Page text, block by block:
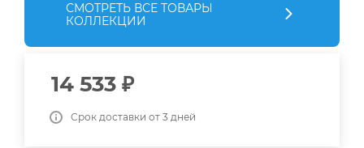
СМОТРЕТЬ ВСЕ ТОВАРЫ
КОЛЛЕКЦИИ
14 533 ₽
Срок доставки от 3 дней